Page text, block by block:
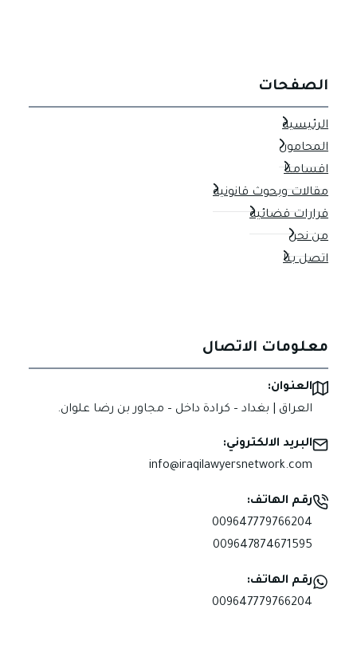
الصفحات
الرئيسية
المحامون
اقسامنا
مقالات وبحوث قانونية
قرارات قضائية
من نحن
اتصل بنا
معلومات الاتصال
العنوان:
العراق | بغداد – كرادة داخل – مجاور بن رضا علوان.
البريد الالكتروني:
info@iraqilawyersnetwork.com
رقم الهاتف:
009647779766204
009647874671595
رقم الهاتف:
009647779766204